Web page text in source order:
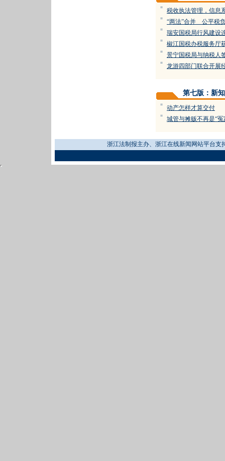
= 税收执法管理，信息
= “两法”合并 公平税
= 瑞安国税局行风建设
= 椒江国税办税服务厅
= 景宁国税局与纳税人
= 龙游四部门联合开展
第七版：新知
= 动产怎样才算交付
= 城管与摊贩不再是“冤
浙江法制报主办、浙江在线新闻网站平台